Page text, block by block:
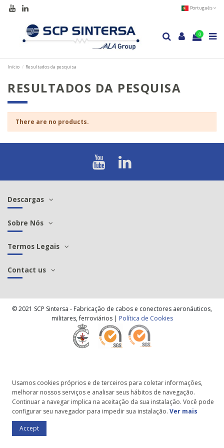
Português
0
Início Resultados da pesquisa
RESULTADOS DA PESQUISA
There are no products.
Descargas
Sobre Nós
Termos Legais
Contact us
© 2021 SCP Sintersa - Fabricação de cabos e conectores aeronáuticos,
militares, ferroviários | Política de Cookies
Usamos cookies próprios e de terceiros para coletar informações,
melhorar nossos serviços e analisar seus hábitos de navegação.
Continuar a navegar implica na aceitação da sua instalação. Você pode
configurar seu navegador para impedir sua instalação. Ver mais
Accept